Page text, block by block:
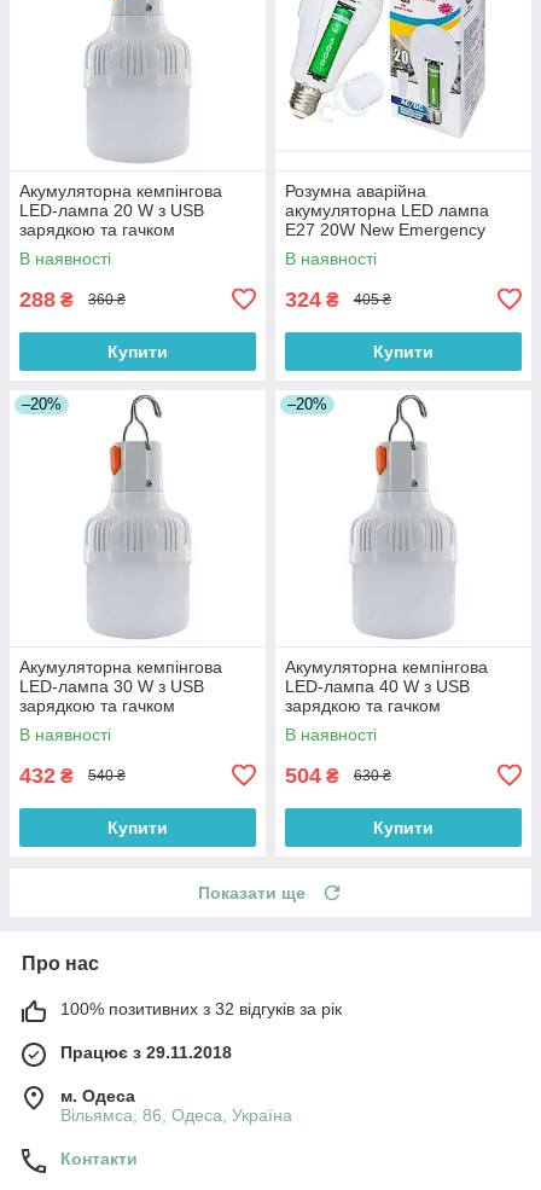
Акумуляторна кемпінгова
LED-лампа 20 W з USB
зарядкою та гачком
В наявності
288 ₴ 360 ₴
Купити
Розумна аварійна
акумуляторна LED лампа
E27 20W New Emergency
lamp LMR 0018 із захистом
від перезаряду
В наявності
324 ₴ 405 ₴
Купити
–20%
Акумуляторна кемпінгова
LED-лампа 30 W з USB
зарядкою та гачком
В наявності
432 ₴ 540 ₴
Купити
–20%
Акумуляторна кемпінгова
LED-лампа 40 W з USB
зарядкою та гачком
В наявності
504 ₴ 630 ₴
Купити
Показати ще
Про нас
100% позитивних з 32 відгуків за рік
Працює з 29.11.2018
м. Одеса
Вільямса, 86, Одеса, Україна
Контакти